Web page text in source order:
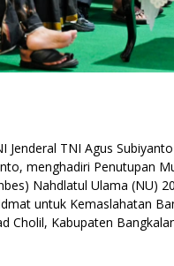
Jenderal TNI Agus
menghadiri Penutupan
Nahdlatul Ulama (NU)
untuk Kemaslahatan
Cholil, Kabupaten